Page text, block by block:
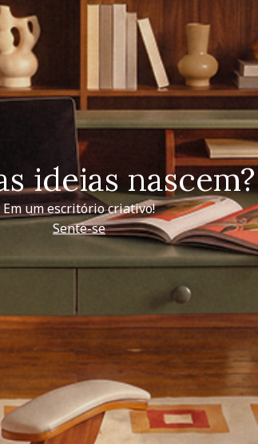
ideias nascem?
Em um escritório criativo!
Sente-se